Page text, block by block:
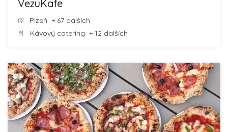
VezuKafe
Plzeň + 67 dalších
Kávový catering + 12 dalších